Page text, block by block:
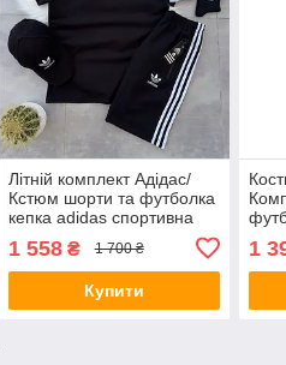
Літній комплект Адідас/
Кстюм шорти та футболка
кепка adidas спортивна
1 558₴ 1 700 ₴
Купити
1